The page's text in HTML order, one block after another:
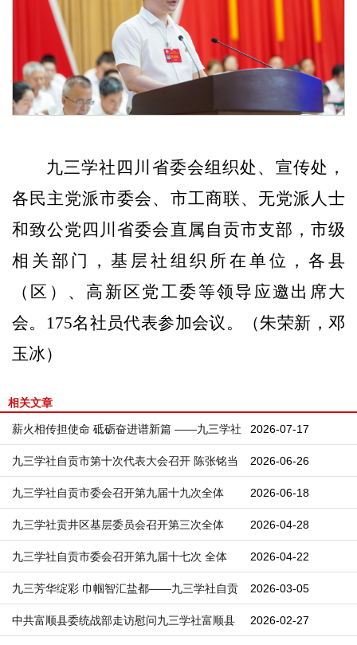
九三学社四川省委会组织处、 宣传处 ，
各民主党派市委会、市工商联、无党派人士
和致公党四川省委会直属自贡市支部 ， 市级
相关部门
，基层社组织所在单位，各县
（区） 、 高新区党工委等领导应邀出席大
会。 175名社员代表参加会议。（朱荣新，邓
玉冰）
相关文章
2026-07-17
薪火相传担使命 砥砺奋进谱新篇 ——九三学社
四川轻化工大学委员会换届工作圆满完成 2026-06-26
九三学社自贡市第十次代表大会召开 陈张铭当
选为新一届九三学社自贡市委会主委 2026-06-18
九三学社自贡市委会召开第九届十九次全体
（扩大）会议 2026-04-28
九三学社贡井区基层委员会召开第三次全体
（扩大）会议 2026-04-22
九三学社自贡市委会召开第九届十七次 全体
（扩大）会议 2026-03-05
九三芳华绽彩 巾帼智汇盐都——九三学社自贡
市委会开展2026年“三八”国际妇女节主题活动 2026-02-27
中共富顺县委统战部走访慰问九三学社富顺县